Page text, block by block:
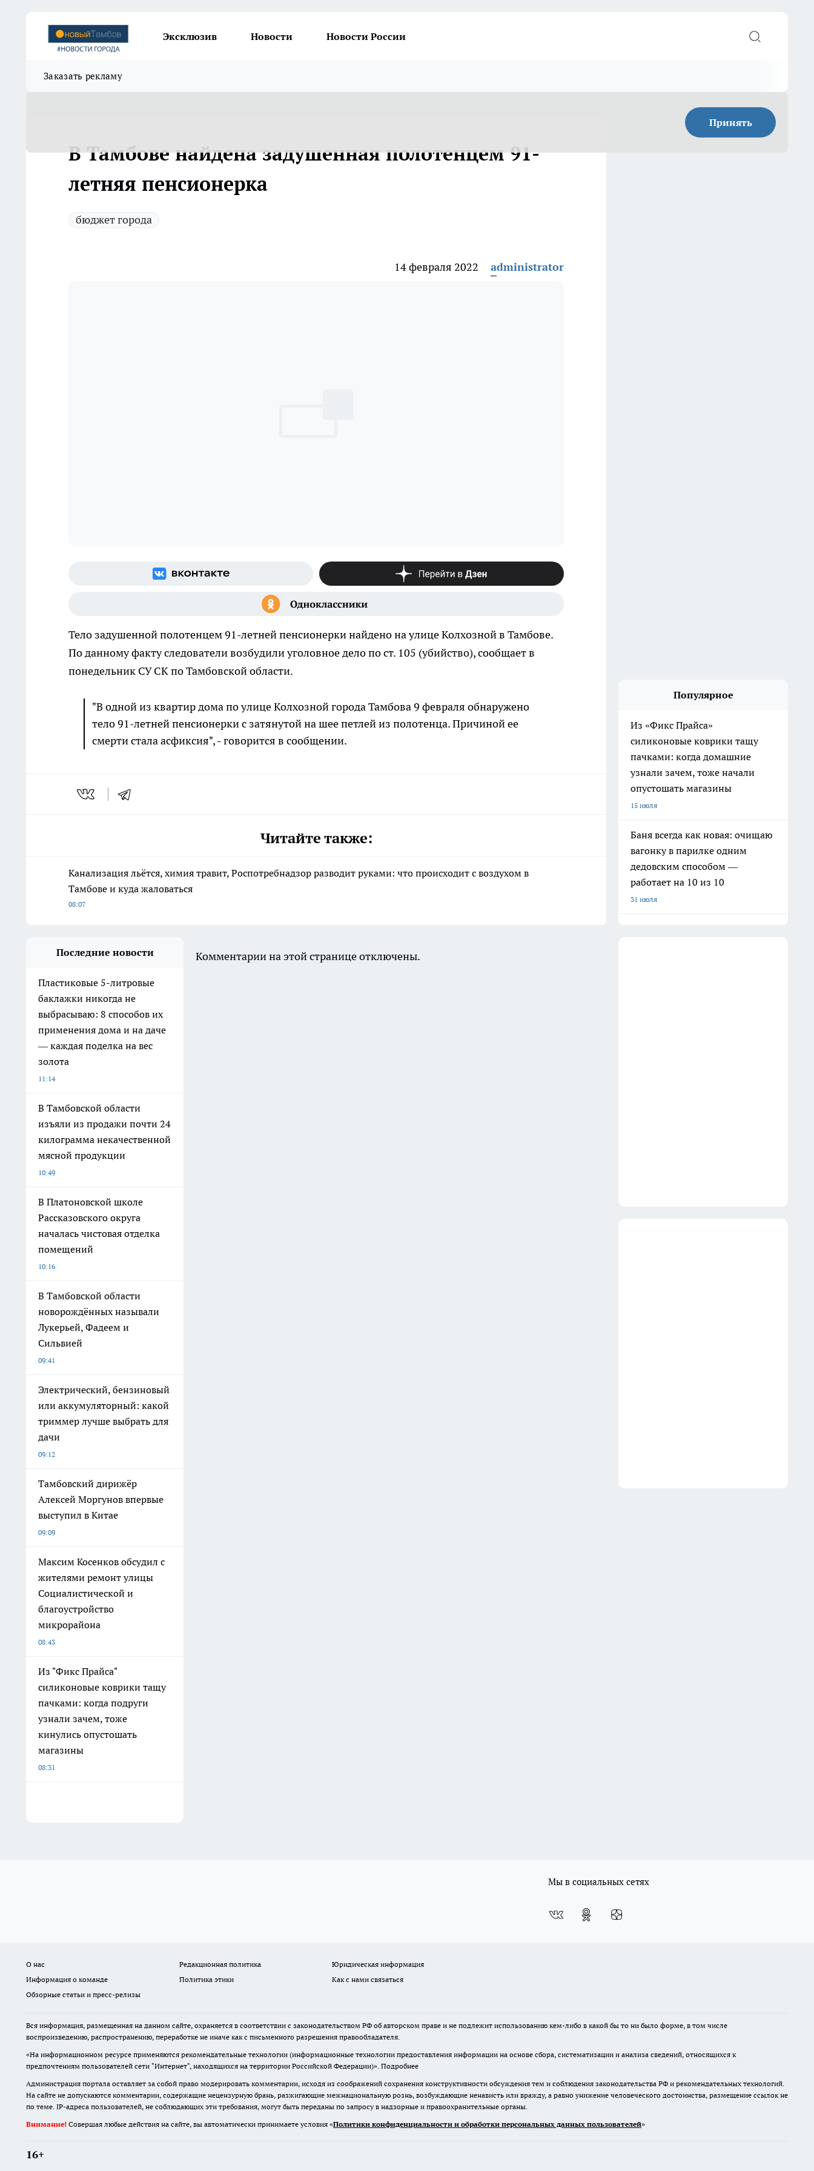
Эксклюзив Новости Новости России
Заказать рекламу
Принять
В Тамбове найдена задушенная полотенцем 91-
летняя пенсионерка
бюджет города
14 февраля 2022 administrator
Тело задушенной полотенцем 91-летней пенсионерки найдено на улице Колхозной в Тамбове.
По данному факту следователи возбудили уголовное дело по ст. 105 (убийство), сообщает в
понедельник СУ СК по Тамбовской области.
"В одной из квартир дома по улице Колхозной города Тамбова 9 февраля обнаружено
тело 91-летней пенсионерки с затянутой на шее петлей из полотенца. Причиной ее
смерти стала асфиксия", - говорится в сообщении.
Читайте также:
Канализация льётся, химия травит, Роспотребнадзор разводит руками: что происходит с воздухом в
Тамбове и куда жаловаться
08:07
Популярное
Из «Фикс Прайса»
силиконовые коврики тащу
пачками: когда домашние
узнали зачем, тоже начали
опустошать магазины
15 июля
Баня всегда как новая: очищаю
вагонку в парилке одним
дедовским способом —
работает на 10 из 10
31 июля
Последние новости
Пластиковые 5-литровые
баклажки никогда не
выбрасываю: 8 способов их
применения дома и на даче
— каждая поделка на вес
золота
11:14
В Тамбовской области
изъяли из продажи почти 24
килограмма некачественной
мясной продукции
10:49
В Платоновской школе
Рассказовского округа
началась чистовая отделка
помещений
10:16
В Тамбовской области
новорождённых называли
Лукерьей, Фадеем и
Сильвией
09:41
Электрический, бензиновый
или аккумуляторный: какой
триммер лучше выбрать для
дачи
09:12
Тамбовский дирижёр
Алексей Моргунов впервые
выступил в Китае
09:09
Максим Косенков обсудил с
жителями ремонт улицы
Социалистической и
благоустройство
микрорайона
08:43
Из "Фикс Прайса"
силиконовые коврики тащу
пачками: когда подруги
узнали зачем, тоже
кинулись опустошать
магазины
08:31
Комментарии на этой странице отключены.
Мы в социальных сетях
О нас Редакционная политика
Юридическая информация
Информация о команде
Политика этики
Как с нами связаться
Обзорные статьи и пресс-релизы
Вся информация, размещенная на данном сайте, охраняется в соответствии с законодательством РФ об авторском праве и не подлежит использованию кем-либо в какой бы то ни было форме, в том числе
воспроизведению, распространению, переработке не иначе как с письменного разрешения правообладателя.
«На информационном ресурсе применяются рекомендательные технологии (информационные технологии предоставления информации на основе сбора, систематизации и анализа сведений, относящихся к
предпочтениям пользователей сети "Интернет", находящихся на территории Российской Федерации)». Подробнее
Администрация портала оставляет за собой право модерировать комментарии, исходя из соображений сохранения конструктивности обсуждения тем и соблюдения законодательства РФ и рекомендательных технологий.
На сайте не допускаются комментарии, содержащие нецензурную брань, разжигающие межнациональную рознь, возбуждающие ненависть или вражду, а равно унижение человеческого достоинства, размещение ссылок не
по теме. IP-адреса пользователей, не соблюдающих эти требования, могут быть переданы по запросу в надзорные и правоохранительные органы.
Внимание! Совершая любые действия на сайте, вы автоматически принимаете условия «Политики конфиденциальности и обработки персональных данных пользователей»
16+